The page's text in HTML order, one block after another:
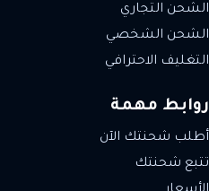
الشحن التجاري
الشحن الشخصي
التغليف الاحترافي
روابط مهمة
أطلب شحنتك الآن
تتبع شحنتك